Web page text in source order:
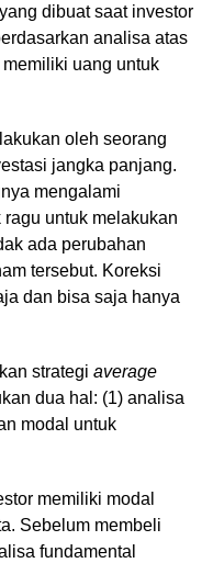
dibuat saat investor
analisa atas
uang untuk
oleh seorang
jangka panjang.
mengalami
untuk melakukan
ada perubahan
tersebut. Koreksi
dan bisa saja hanya
strategi average
dua hal: (1) analisa
modal untuk
memiliki modal
Sebelum membeli
fundamental